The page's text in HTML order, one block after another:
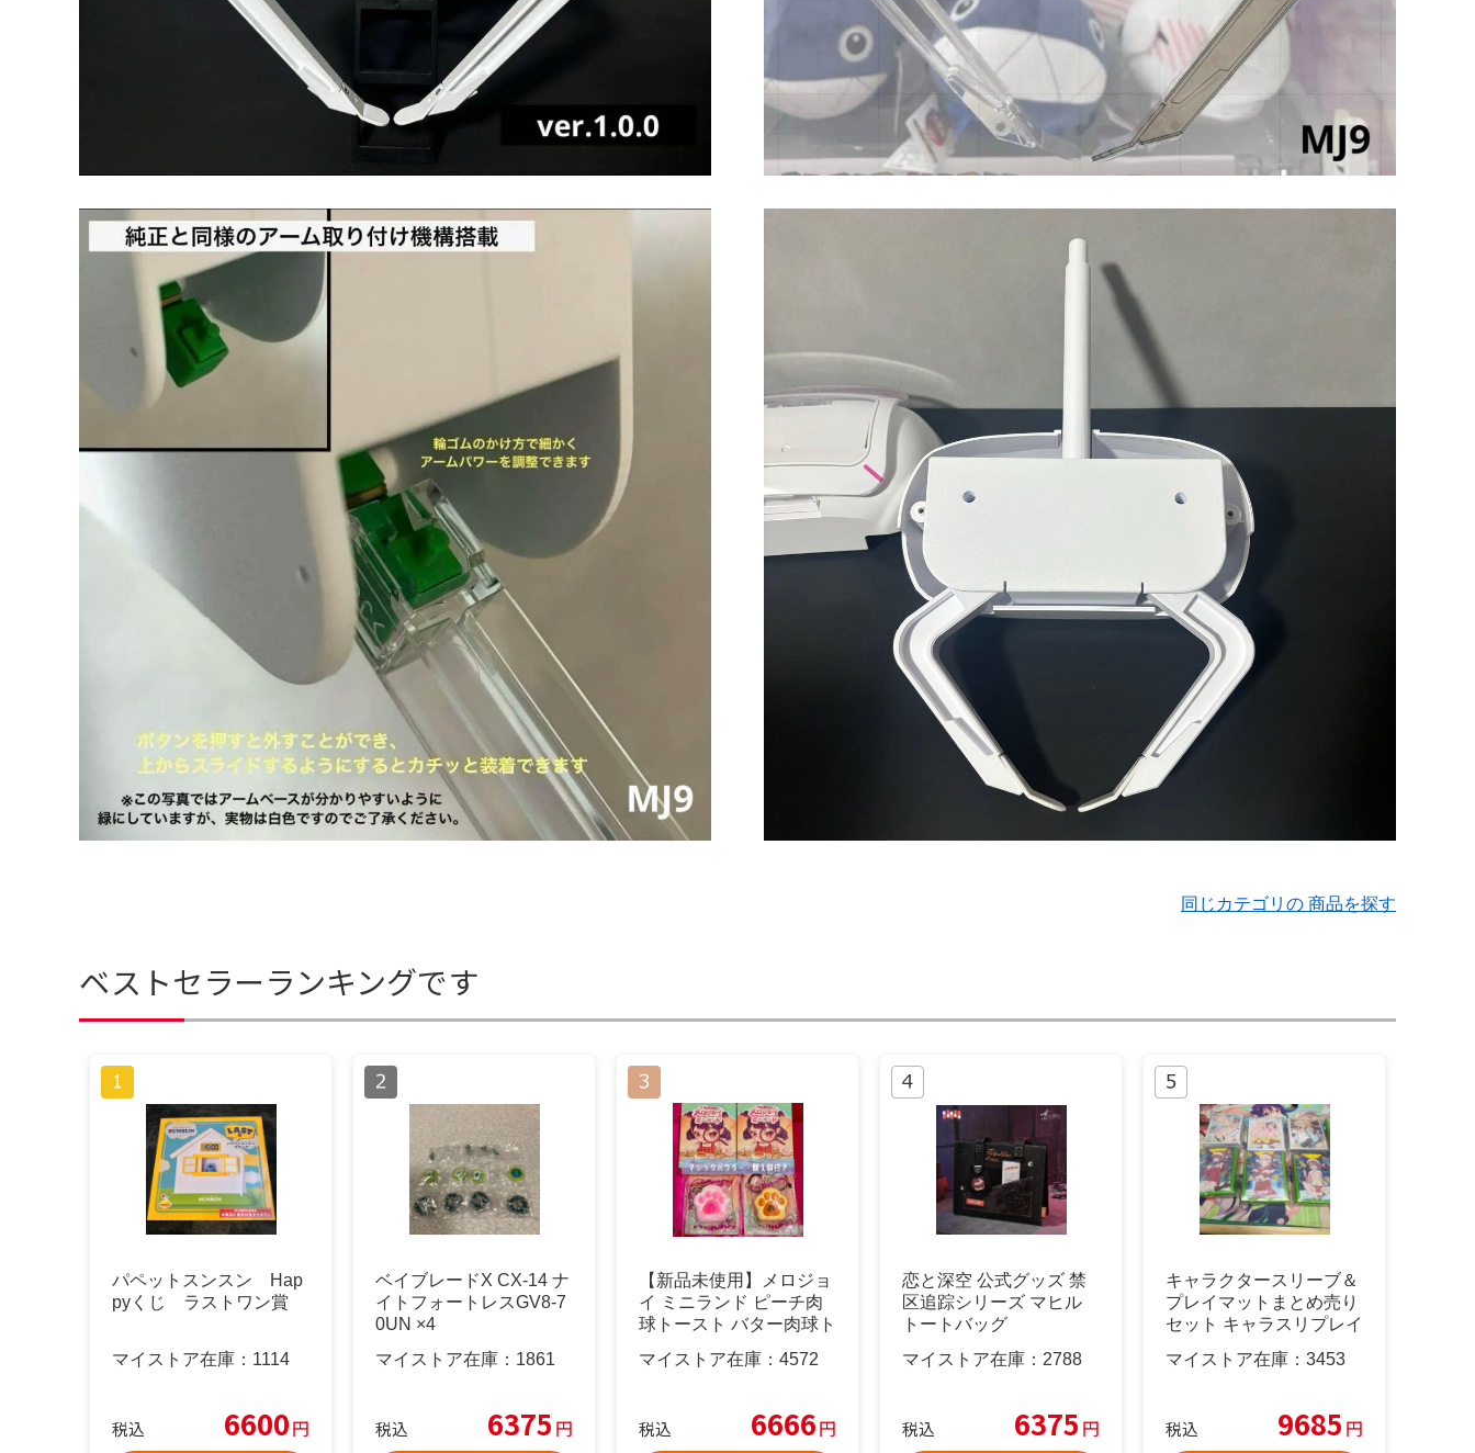
同じカテゴリの 商品を探す
ベストセラーランキングです
パペットスンスン Hap
pyくじ ラストワン賞
マイストア在庫： 1114
税込 6600円
ベイブレードX CX-14 ナ
イトフォートレスGV8-7
0UN ×4
マイストア在庫： 1861
税込 6375 円
【新品未使用】メロジョ
イ ミニランド ピーチ肉
球トースト バター肉球ト
マイストア在庫： 4572
税込 6666円
恋と深空 公式グッズ 禁
区追踪シリーズ マヒル
トートバッグ
マイストア在庫： 2788
税込 6375 円
キャラクタースリーブ＆
プレイマットまとめ売り
セット キャラスリプレイ
マイストア在庫： 3453
税込 9685 円